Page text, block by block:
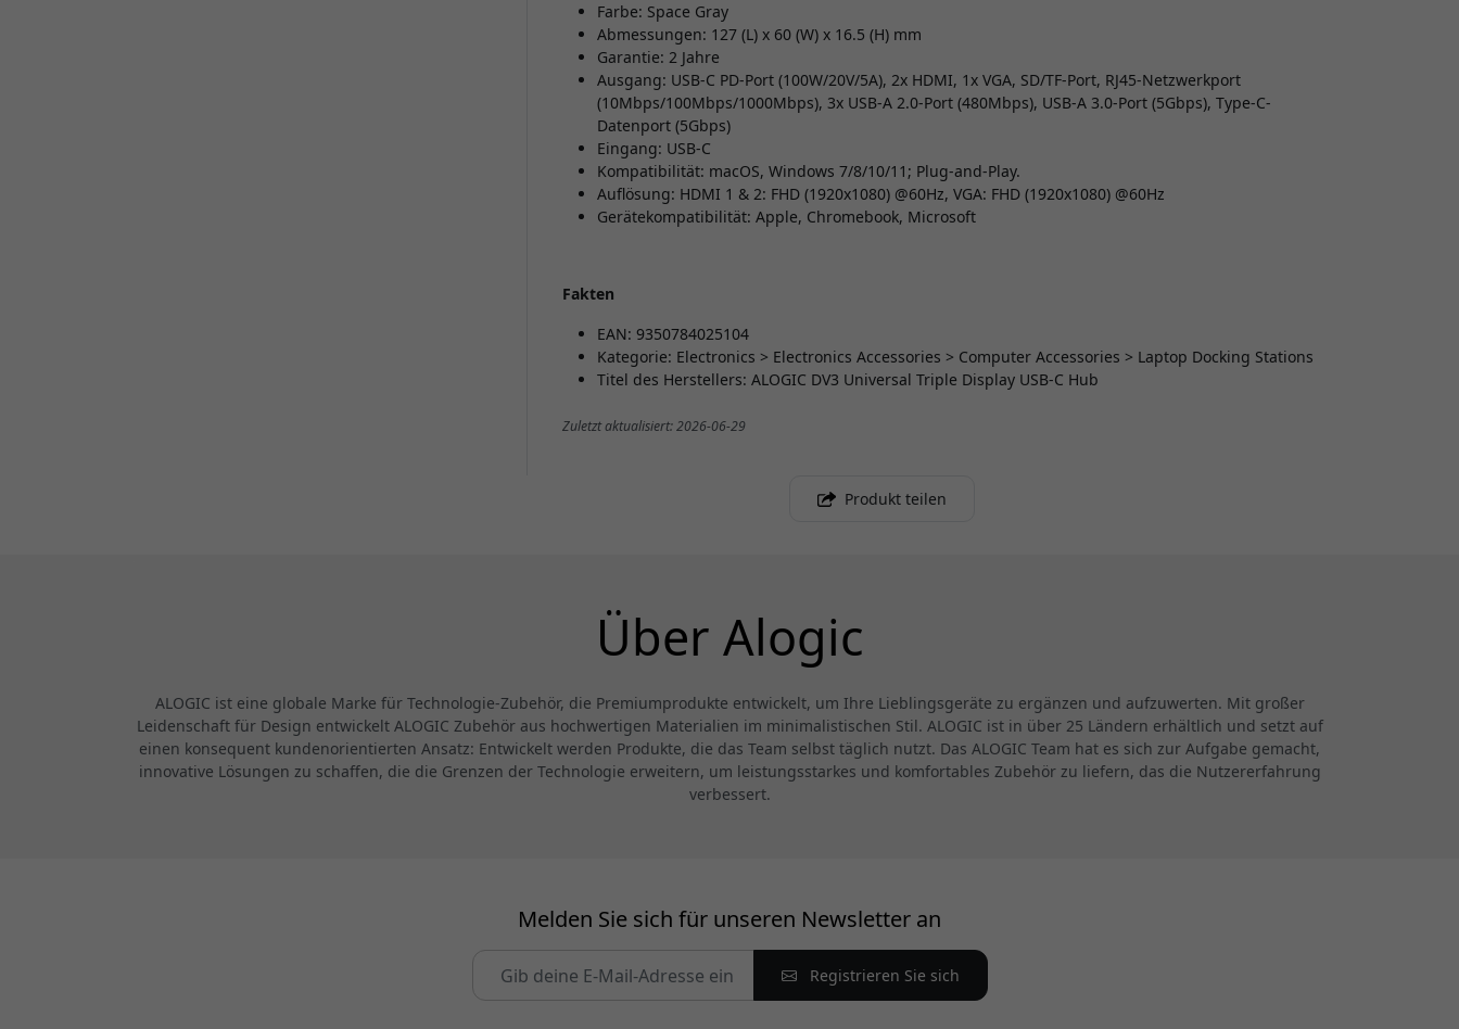
Farbe: Space Gray
Abmessungen: 127 (L) x 60 (W) x 16.5 (H) mm
Garantie: 2 Jahre
Ausgang: USB-C PD-Port (100W/20V/5A), 2x HDMI, 1x VGA, SD/TF-Port, RJ45-Netzwerkport
(10Mbps/100Mbps/1000Mbps), 3x USB-A 2.0-Port (480Mbps), USB-A 3.0-Port (5Gbps), Type-C-
Datenport (5Gbps)
Eingang: USB-C
Kompatibilität: macOS, Windows 7/8/10/11; Plug-and-Play.
Auflösung: HDMI 1 & 2: FHD (1920x1080) @60Hz, VGA: FHD (1920x1080) @60Hz
Gerätekompatibilität: Apple, Chromebook, Microsoft
Fakten
EAN: 9350784025104
Kategorie: Electronics > Electronics Accessories > Computer Accessories > Laptop Docking Stations
Titel des Herstellers: ALOGIC DV3 Universal Triple Display USB-C Hub
Zuletzt aktualisiert: 2026-06-29
Produkt teilen
Über Alogic
ALOGIC ist eine globale Marke für Technologie-Zubehör, die Premiumprodukte entwickelt, um Ihre Lieblingsgeräte zu ergänzen und aufzuwerten. Mit großer
Leidenschaft für Design entwickelt ALOGIC Zubehör aus hochwertigen Materialien im minimalistischen Stil. ALOGIC ist in über 25 Ländern erhältlich und setzt auf
einen konsequent kundenorientierten Ansatz: Entwickelt werden Produkte, die das Team selbst täglich nutzt. Das ALOGIC Team hat es sich zur Aufgabe gemacht,
innovative Lösungen zu schaffen, die die Grenzen der Technologie erweitern, um leistungsstarkes und komfortables Zubehör zu liefern, das die Nutzererfahrung
verbessert.
Melden Sie sich für unseren Newsletter an
Registrieren Sie sich